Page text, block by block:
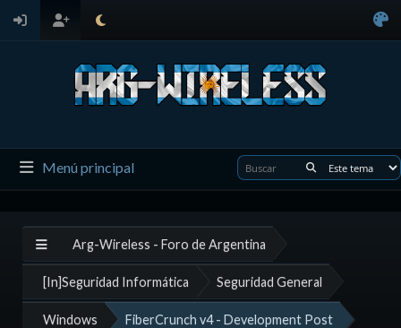
Menú principal
Arg-Wireless - Foro de Argentina
[In]Seguridad Informática Seguridad General
Windows FiberCrunch v4 - Development Post